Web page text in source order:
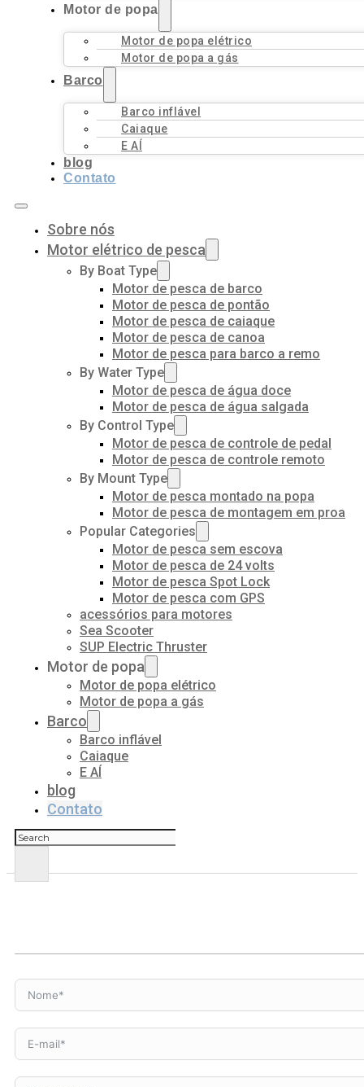
Motor de popa
Motor de popa elétrico
Motor de popa a gás
Barco
Barco inflável
Caiaque
E AÍ
blog
Contato
Sobre nós
Motor elétrico de pesca
By Boat Type
Motor de pesca de barco
Motor de pesca de pontão
Motor de pesca de caiaque
Motor de pesca de canoa
Motor de pesca para barco a remo
By Water Type
Motor de pesca de água doce
Motor de pesca de água salgada
By Control Type
Motor de pesca de controle de pedal
Motor de pesca de controle remoto
By Mount Type
Motor de pesca montado na popa
Motor de pesca de montagem em proa
Popular Categories
Motor de pesca sem escova
Motor de pesca de 24 volts
Motor de pesca Spot Lock
Motor de pesca com GPS
acessórios para motores
Sea Scooter
SUP Electric Thruster
Motor de popa
Motor de popa elétrico
Motor de popa a gás
Barco
Barco inflável
Caiaque
E AÍ
blog
Contato
Pesquisar